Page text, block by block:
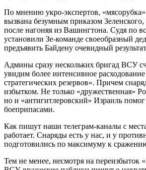
По мнению укро-экспертов,
вызвана безумным приказом
после нагоняя из Вашингтона. Судя по
установили Зе-команде своеобразный
предъявить Байдену очевидный
Админы сразу нескольких бригад ВСУ
увидим более интенсивное
стратегических резервов». Причем
избытком. Не только «дружественная»
но и «антигитлеровский» Израиль
боеприпасами.
Как пишут наши телеграм-каналы с
работает. Снаряды есть у нас, и у
подготовились по максимуму к
Тем не менее, несмотря на переизбыток